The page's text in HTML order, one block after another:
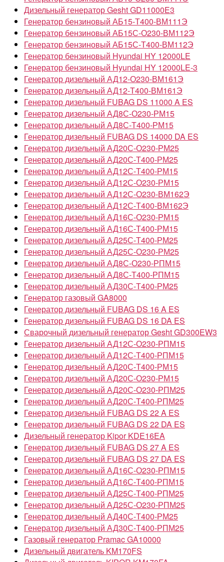
Дизельный генератор Gesht GD11000E3
Генератор бензиновый АБ15-Т400-ВМ111Э
Генератор бензиновый АБ15С-О230-ВМ112Э
Генератор бензиновый АБ15С-Т400-ВМ112Э
Генератор бензиновый Hyundai HY 12000LE
Генератор бензиновый Hyundai HY 12000LE-3
Генератор дизельный АД12-О230-ВМ161Э
Генератор дизельный АД12-Т400-ВМ161Э
Генератор дизельный FUBAG DS 11000 A ES
Генератор дизельный АД8С-О230-РМ15
Генератор дизельный АД8С-Т400-РМ15
Генератор дизельный FUBAG DS 14000 DA ES
Генератор дизельный АД20С-О230-РМ25
Генератор дизельный АД20С-Т400-РМ25
Генератор дизельный АД12С-Т400-РМ15
Генератор дизельный АД12С-О230-РМ15
Генератор дизельный АД12С-О230-ВМ162Э
Генератор дизельный АД12С-Т400-ВМ162Э
Генератор дизельный АД16С-О230-РМ15
Генератор дизельный АД16С-Т400-РМ15
Генератор дизельный АД25С-Т400-РМ25
Генератор дизельный АД25С-О230-РМ25
Генератор дизельный АД8С-О230-РПМ15
Генератор дизельный АД8С-Т400-РПМ15
Генератор дизельный АД30С-Т400-РМ25
Генератор газовый GA8000
Генератор дизельный FUBAG DS 16 A ES
Генератор дизельный FUBAG DS 16 DA ES
Сварочный дизельный генератор Gesht GD300EW3
Генератор дизельный АД12С-О230-РПМ15
Генератор дизельный АД12С-Т400-РПМ15
Генератор дизельный АД20С-Т400-РМ15
Генератор дизельный АД20С-О230-РМ15
Генератор дизельный АД20С-О230-РПМ25
Генератор дизельный АД20С-Т400-РПМ25
Генератор дизельный FUBAG DS 22 A ES
Генератор дизельный FUBAG DS 22 DA ES
Дизельный генератор Kipor KDE16EA
Генератор дизельный FUBAG DS 27 A ES
Генератор дизельный FUBAG DS 27 DA ES
Генератор дизельный АД16С-О230-РПМ15
Генератор дизельный АД16С-Т400-РПМ15
Генератор дизельный АД25С-Т400-РПМ25
Генератор дизельный АД25С-О230-РПМ25
Генератор дизельный АД40С-Т400-РМ25
Генератор дизельный АД30С-Т400-РПМ25
Газовый генератор Pramac GA10000
Дизельный двигатель KM170FS